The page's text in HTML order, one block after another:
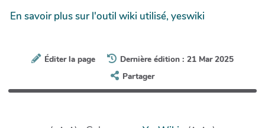
En savoir plus sur l'outil wiki utilisé, yeswiki
Éditer la page
Dernière édition : 21 Mar 2025
Partager